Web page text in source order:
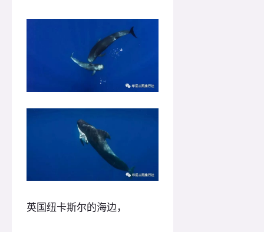
英国纽卡斯尔的海边，